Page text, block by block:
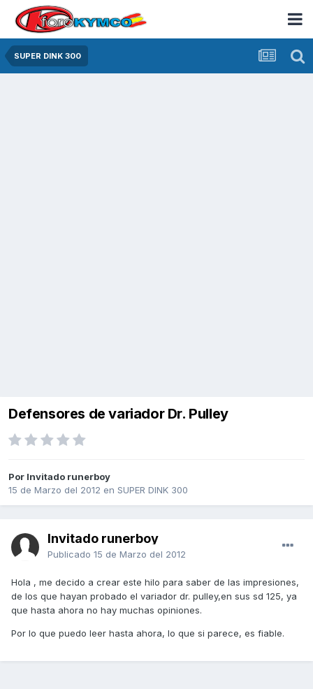
SUPER DINK 300
Defensores de variador Dr. Pulley
Por Invitado runerboy
15 de Marzo del 2012 en SUPER DINK 300
Invitado runerboy
Publicado 15 de Marzo del 2012
Hola , me decido a crear este hilo para saber de las impresiones,
de los que hayan probado el variador dr. pulley,en sus sd 125, ya
que hasta ahora no hay muchas opiniones.
Por lo que puedo leer hasta ahora, lo que si parece, es fiable.